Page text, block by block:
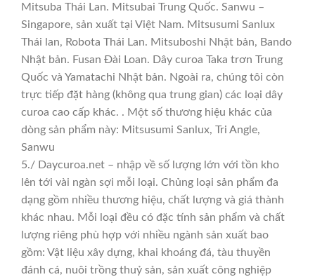
Mitsuba Thái Lan. Mitsubai Trung Quốc. Sanwu –
Singapore, sản xuất tại Việt Nam. Mitsusumi Sanlux
Thái lan, Robota Thái Lan. Mitsuboshi Nhật bản, Bando
Nhật bản. Fusan Đài Loan. Dây curoa Taka trơn Trung
Quốc và Yamatachi Nhật bản. Ngoài ra, chúng tôi còn
trực tiếp đặt hàng (không qua trung gian) các loại dây
curoa cao cấp khác. . Một số thương hiệu khác của
dòng sản phẩm này: Mitsusumi Sanlux, Tri Angle,
Sanwu
5./ Daycuroa.net – nhập về số lượng lớn với tồn kho
lên tới vài ngàn sợi mỗi loại. Chủng loại sản phẩm đa
dạng gồm nhiều thương hiệu, chất lượng và giá thành
khác nhau. Mỗi loại đều có đặc tính sản phẩm và chất
lượng riêng phù hợp với nhiều ngành sản xuất bao
gồm: Vật liệu xây dựng, khai khoáng đá, tàu thuyền
đánh cá, nuôi trồng thuỷ sản, sản xuất công nghiệp